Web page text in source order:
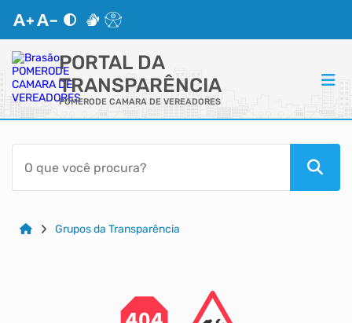
PORTAL DA
TRANSPARÊNCIA
POMERODE CAMARA DE VEREADORES
ACESSO RÁPIDO
Acessibilidade
CidadãoGrupos da Transparência